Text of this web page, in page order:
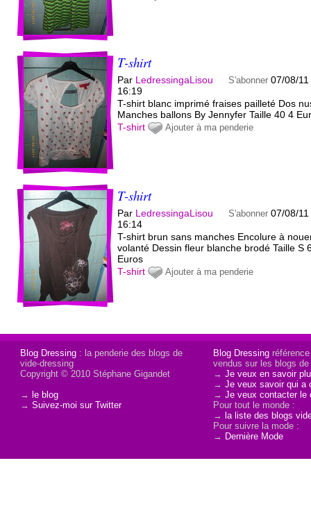
T-shirt
Par LedressingaLisou S'abonner 07/08/11
16:19
T-shirt blanc imprimé fraises pailleté Dos
Manches ballons By Jennyfer Taille 40 4
T-shirt
Ajouter à ma penderie
T-shirt
Par LedressingaLisou S'abonner 07/08/11
16:14
T-shirt brun sans manches Encolure à
volanté Dessin fleur blanche brodé Taille S
Euros
T-shirt
Ajouter à ma penderie
Blog Dressing : la penderie des blogs de
vide-dressing
Copyright © 2010 Stéphane Gigandet
→ le blog
→Suivez-moi sur Twitter
Blog Dressing
vendus sur les blogs
→Je veux en savoir
→Je veux savoir qui a
→Je veux contacter le
Pour tout le monde :
→ la liste des blogs
Pour suivre la mode :
→ Dernière Mode